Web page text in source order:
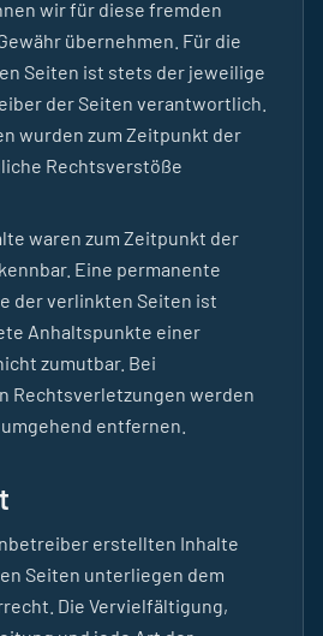
wir für diese fremden
übernehmen. Für die
Seiten ist stets der jeweilige
der Seiten verantwortlich.
wurden zum Zeitpunkt der
Rechtsverstöße
waren zum Zeitpunkt der
Eine permanente
der verlinkten Seiten ist
Anhaltspunkte einer
zumutbar. Bei
Rechtsverletzungen werden
entfernen.
erstellten Inhalte
Seiten unterliegen dem
Die Vervielfältigung,